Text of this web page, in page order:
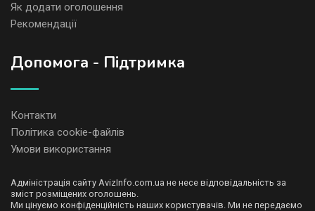
Як додати оголошення
Рекомендації
Допомога - Підтримка
Контакти
Політика cookie-файлів
Умови використання
Адміністрація сайту AvizInfo.com.ua не несе відповідальність за
зміст розміщених оголошень.
Ми цінуємо конфіденційність наших користувачів. Ми не передаємо